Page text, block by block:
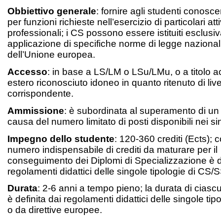
Obbiettivo generale: fornire agli studenti
per funzioni richieste nell’esercizio di particolari
professionali; i CS possono essere istituiti
applicazione di specifiche norme di legge
dell’Unione europea.
Accesso: in base a LS/LM o LSu/LMu, o a titolo
estero riconosciuto idoneo in quanto ritenuto di
corrispondente.
Ammissione: è subordinata al superamento di
causa del numero limitato di posti disponibili nei
Impegno dello studente: 120-360 crediti (Ects);
numero indispensabile di crediti da maturare per il
conseguimento dei Diplomi di Specializzazione è
regolamenti didattici delle singole tipologie di CS/
Durata: 2-6 anni a tempo pieno; la durata di
è definita dai regolamenti didattici delle singole
o da direttive europee.